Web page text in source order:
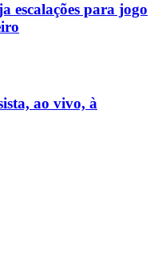
escalações para jogo
ao vivo, à